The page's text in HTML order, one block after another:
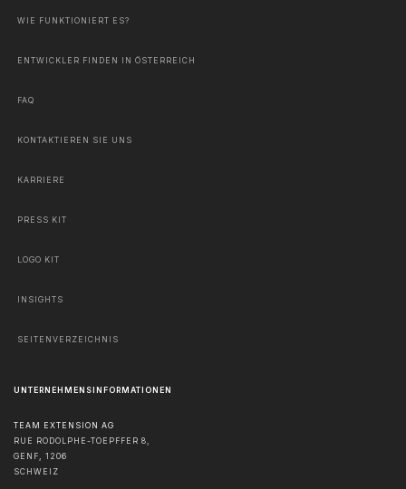
WIE FUNKTIONIERT ES?
ENTWICKLER FINDEN IN ÖSTERREICH
FAQ
KONTAKTIEREN SIE UNS
KARRIERE
PRESS KIT
LOGO KIT
INSIGHTS
SEITENVERZEICHNIS
UNTERNEHMENSINFORMATIONEN
TEAM EXTENSION AG
RUE RODOLPHE-TOEPFFER 8,
GENF, 1206
SCHWEIZ